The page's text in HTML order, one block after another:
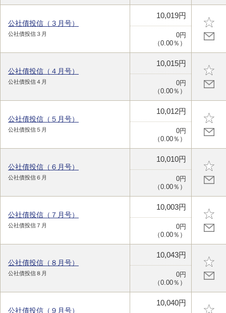
公社債投信（３月号）
公社債投信３月
10,019円
0円
（0.00％）
公社債投信（４月号）
公社債投信４月
10,015円
0円
（0.00％）
公社債投信（５月号）
公社債投信５月
10,012円
0円
（0.00％）
公社債投信（６月号）
公社債投信６月
10,010円
0円
（0.00％）
公社債投信（７月号）
公社債投信７月
10,003円
0円
（0.00％）
公社債投信（８月号）
公社債投信８月
10,043円
0円
（0.00％）
公社債投信（９月号）
10,040円